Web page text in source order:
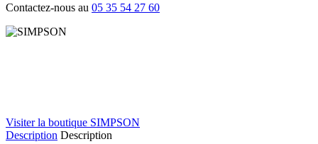
Contactez-nous au 05 35 54 27 60
Visiter la boutique SIMPSON
Description Description